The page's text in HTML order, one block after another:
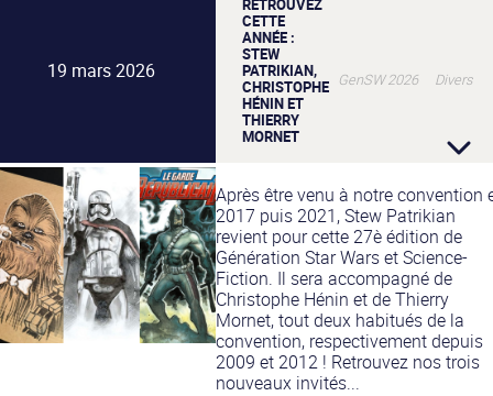
19 mars 2026
RETROUVEZ
CETTE
ANNÉE :
STEW
PATRIKIAN,
CHRISTOPHE
HÉNIN ET
THIERRY
MORNET
GenSW 2026 Divers
Après être venu à notre convention
2017 puis 2021, Stew Patrikian
revient pour cette 27è édition de
Génération Star Wars et Science-
Fiction. Il sera accompagné de
Christophe Hénin et de Thierry
Mornet, tout deux habitués de la
convention, respectivement depuis
2009 et 2012 ! Retrouvez nos trois
nouveaux invités...